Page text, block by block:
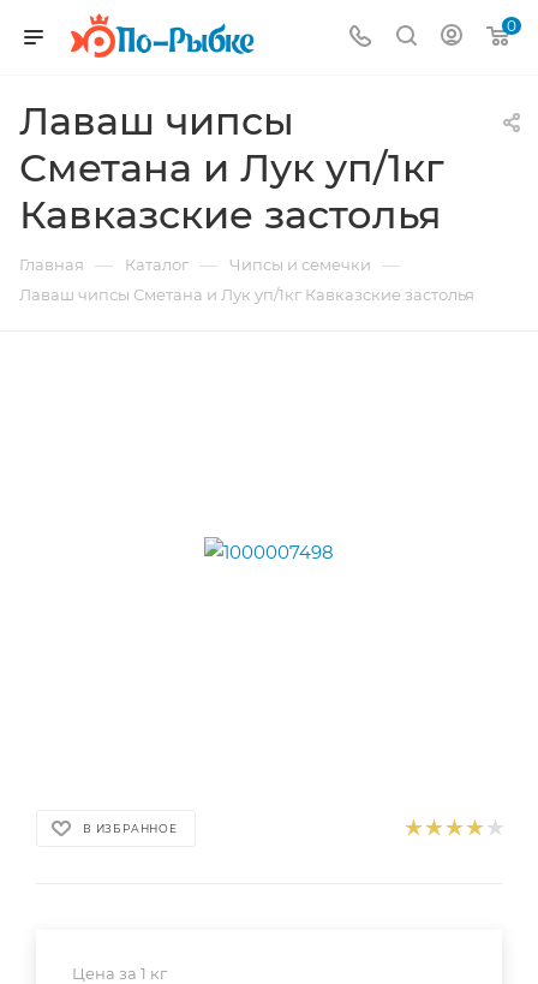
0
Лаваш чипсы
Сметана и Лук уп/1кг
Кавказские застолья
Главная — Каталог — Чипсы и семечки —
Лаваш чипсы Сметана и Лук уп/1кг Кавказские застолья
В ИЗБРАННОЕ
Цена за 1 кг